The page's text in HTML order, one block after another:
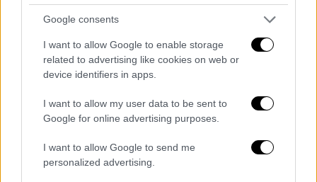
Google consents
I want to allow Google to enable storage
related to advertising like cookies on web or
device identifiers in apps.
I want to allow my user data to be sent to
Google for online advertising purposes.
I want to allow Google to send me
personalized advertising.
Κόσμος| 25.03.2024 23:45
Παπούα Νέα Γουινέα: Τουλάχιστον πέντε
καταστράφηκαν από τον σεισμό των 6,9
βαθμών
Δεκάδες χωριά που βρίσκονται στις όχθες
του ποταμού Σεπίκ είχαν πληγεί